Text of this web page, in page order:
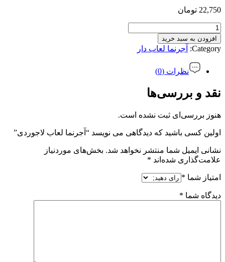
22,750 تومان
آجرنما
لعاب
لاجوردی
عدد
افزودن به سبد خرید
Category: آجرنما لعاب دار
نظرات (0)
نقد و بررسی‌ها
هنوز بررسی‌ای ثبت نشده است.
اولین کسی باشید که دیدگاهی می نویسد “آجرنما لعاب لاجوردی”
نشانی ایمیل شما منتشر نخواهد شد. بخش‌های موردنیاز
علامت‌گذاری شده‌اند *
امتیاز شما *
دیدگاه شما *